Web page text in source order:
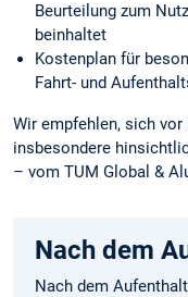
Beurteilung zum
beinhaltet
Kostenplan für
Fahrt- und
Wir empfehlen, sich
insbesondere
– vom TUM Global &
Nach dem
Nach dem